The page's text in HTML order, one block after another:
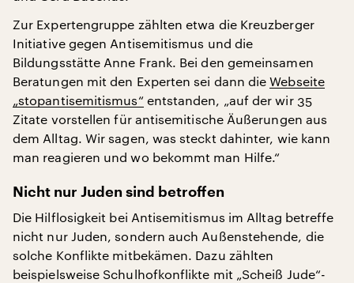
Zur Expertengruppe zählten etwa die Kreuzberger
Initiative gegen Antisemitismus und die
Bildungsstätte Anne Frank. Bei den gemeinsamen
Beratungen mit den Experten sei dann dieWebseite
„stopantisemitismus“ entstanden, „auf der wir 35
Zitate vorstellen für antisemitische Äußerungen aus
dem Alltag. Wir sagen, was steckt dahinter, wie kann
man reagieren und wo bekommt man Hilfe.“
Nicht nur Juden sind betroffen
Die Hilflosigkeit bei Antisemitismus im Alltag betreffe
nicht nur Juden, sondern auch Außenstehende, die
solche Konflikte mitbekämen. Dazu zählten
beispielsweise Schulhofkonflikte mit „Scheiß Jude“-